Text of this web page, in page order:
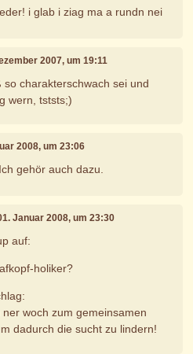
i glab i ziag ma a rundn nei
2007, um 19:11
so charakterschwach sei und
wern, tststs;)
2008, um 23:06
gehör auch dazu.
Januar 2008, um 23:30
auf:
holiker?
woch zum gemeinsamen
dadurch die sucht zu lindern!